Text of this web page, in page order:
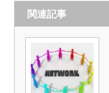
関連記事